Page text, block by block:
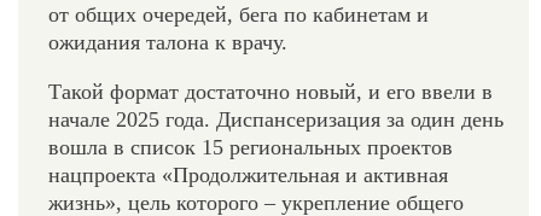
от общих очередей, бега по кабинетам и
ожидания талона к врачу.
Такой формат достаточно новый, и его ввели в
начале 2025 года. Диспансеризация за один день
вошла в список 15 региональных проектов
нацпроекта «Продолжительная и активная
жизнь», цель которого – укрепление общего